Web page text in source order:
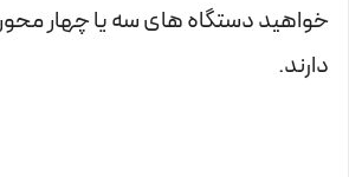
خواهید دستگاه های سه یا چهار
دارند.